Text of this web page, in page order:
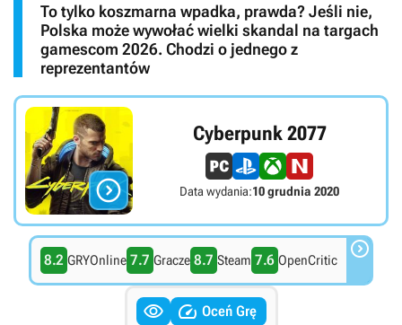
To tylko koszmarna wpadka, prawda? Jeśli nie,
Polska może wywołać wielki skandal na targach
gamescom 2026. Chodzi o jednego z
reprezentantów

Cyberpunk 2077
Data wydania:10 grudnia 2020
8.2 GRYOnline 7.7 Gracze 8.7 Steam 7.6 OpenCritic 
  Oceń Grę